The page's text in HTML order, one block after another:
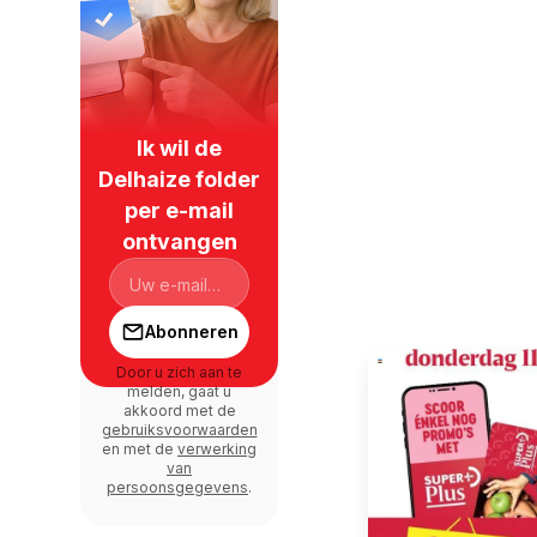
Ik wil de
Delhaize folder
per e-mail
ontvangen
Abonneren
Door u zich aan te
melden, gaat u
akkoord met de
gebruiksvoorwaarden
en met de verwerking
van
persoonsgegevens.